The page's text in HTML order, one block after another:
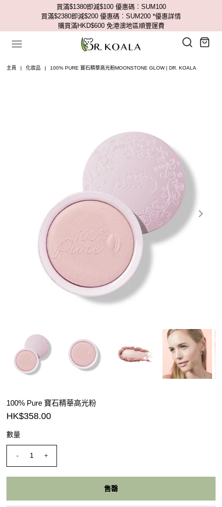
買滿$1380即減$100 優惠碼︰SUM100
買滿$2380即減$200 優惠碼︰SUM200 *優惠詳情
購買滿HKD$600 免港澳地區順豐運費
主頁 | 化妝品 | 100% PURE 寶石精華高光粉MOONSTONE GLOW | DR. KOALA
100% Pure 寶石精華高光粉
HK$358.00
數量
- +